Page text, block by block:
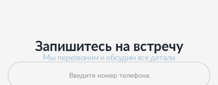
Запишитесь на встречу
Мы перезвоним и обсудим все детали
Введите номер телефона